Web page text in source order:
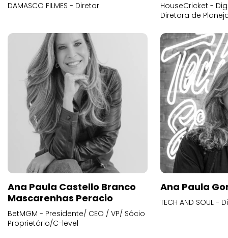
DAMASCO FILMES - Diretor
HouseCricket -
Diretora de
Ana Paula Castello Branco
Mascarenhas Peracio
BetMGM - Presidente/ CEO / VP/ Sócio
Proprietário/C-level
Ana Paula
TECH AND SOUL